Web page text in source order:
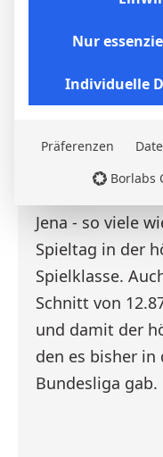
die neue
gebrochen.
sieben Stadien
Jena - so viele
Spieltag in der
Spielklasse.
Schnitt von
und damit der
den es bisher in
Bundesliga gab.
Nur
Individuelle
Präferenzen
Borlabs